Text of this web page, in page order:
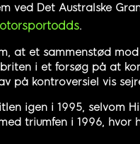
ved Det Australske
.
at et sammenstød
i et forsøg på at
på kontroversiel vis
igen i 1995, selvom
triumfen i 1996, hvor